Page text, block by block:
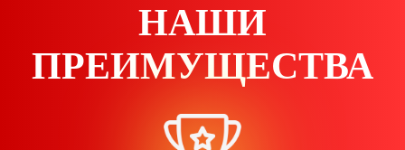
НАШИ
ПРЕИМУЩЕСТВА